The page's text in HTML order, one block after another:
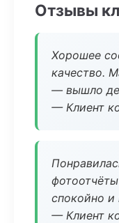
Отзывы
Хорошее
качество.
— вышло
— Клиент
спокойно и
— Клиент